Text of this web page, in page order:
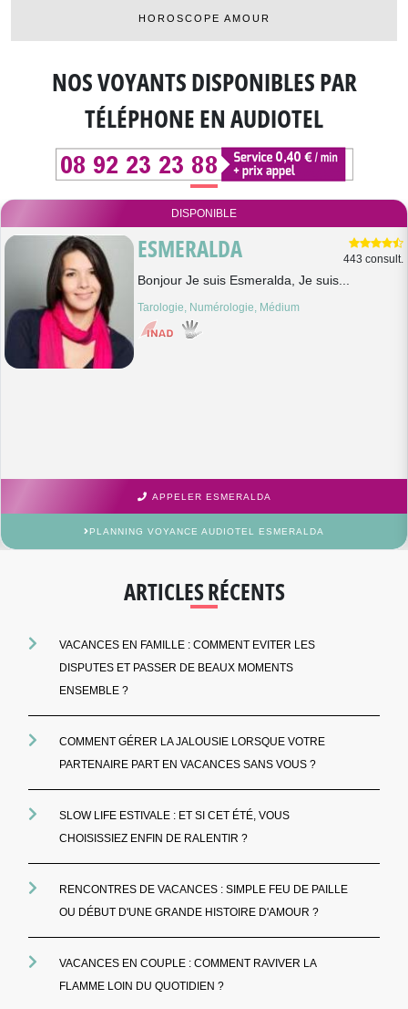
HOROSCOPE AMOUR
NOS VOYANTS DISPONIBLESPAR
TÉLÉPHONE EN AUDIOTEL
DISPONIBLE
ESMERALDA 443 consult.
Bonjour Je suis Esmeralda, Je suis...
Tarologie, Numérologie, Médium
APPELER ESMERALDA
PLANNING VOYANCE AUDIOTEL ESMERALDA
ARTICLES RÉCENTS
VACANCES EN FAMILLE : COMMENT EVITER LES
DISPUTES ET PASSER DE BEAUX MOMENTS
ENSEMBLE ?
COMMENT GÉRER LA JALOUSIE LORSQUE VOTRE
PARTENAIRE PART EN VACANCES SANS VOUS ?
SLOW LIFE ESTIVALE : ET SI CET ÉTÉ, VOUS
CHOISISSIEZ ENFIN DE RALENTIR ?
RENCONTRES DE VACANCES : SIMPLE FEU DE PAILLE
OU DÉBUT D'UNE GRANDE HISTOIRE D'AMOUR ?
VACANCES EN COUPLE : COMMENT RAVIVER LA
FLAMME LOIN DU QUOTIDIEN ?